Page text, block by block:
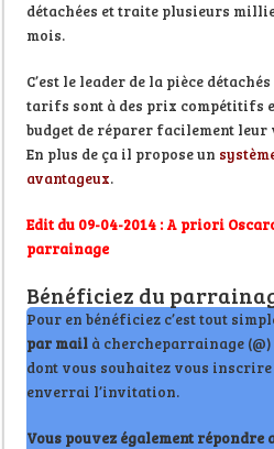
détachées et traite plusieurs
mois.
C’est le leader de la pièce
tarifs sont à des prix compétitifs
budget de réparer facilement leur
En plus de ça il propose un
avantageux.
Edit du 09-04-2014 : A priori
parrainage
Bénéficiez du
Pour en bénéficiez c’est tout
par mail à chercheparrainage
dont vous souhaitez vous inscrire
enverrai l’invitation.
Vous pouvez également répondre